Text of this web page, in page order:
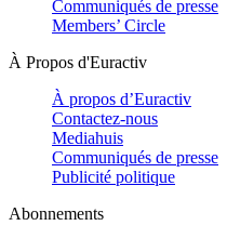
Communiqués de presse
Members’ Circle
À Propos d'Euractiv
À propos d’Euractiv
Contactez-nous
Mediahuis
Communiqués de presse
Publicité politique
Abonnements